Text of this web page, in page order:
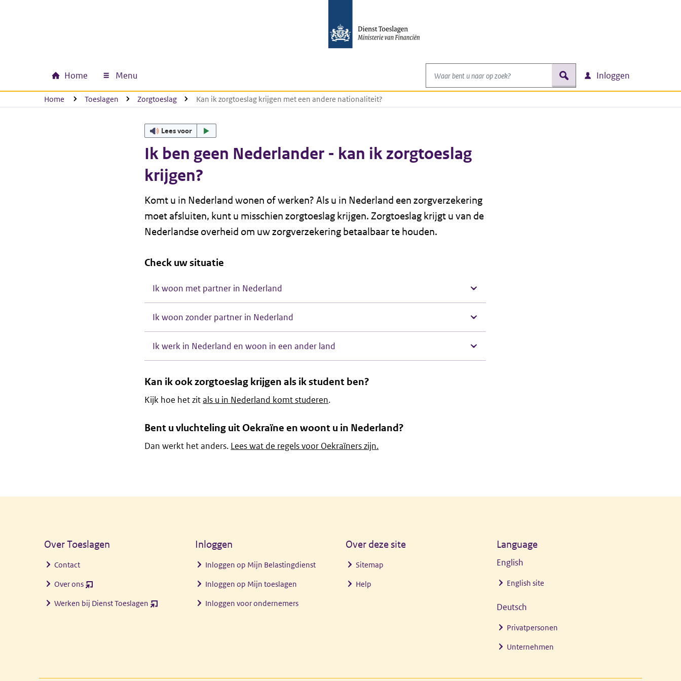
Hoofdnavigatie
Home Menu
Waar bent u naar op zoek?
zoek Inloggen
U bevindt zich hier:
Home Toeslagen Zorgtoeslag Kan ik zorgtoeslag krijgen met een andere nationaliteit?
Lees voor
Ik ben geen Nederlander - kan ik zorgtoeslag
krijgen?
Komt u in Nederland wonen of werken? Als u in Nederland een zorgverzekering
moet afsluiten, kunt u misschien zorgtoeslag krijgen. Zorgtoeslag krijgt u van de
Nederlandse overheid om uw zorgverzekering betaalbaar te houden.
Check uw situatie
Ik woon met partner in Nederland
Ik woon zonder partner in Nederland
Ik werk in Nederland en woon in een ander land
Kan ik ook zorgtoeslag krijgen als ik student ben?
Kijk hoe het zitals u in Nederland komt studeren.
Bent u vluchteling uit Oekraïne en woont u in Nederland?
Dan werkt het anders. Lees wat de regels voor Oekraïners zijn.
Over Toeslagen
Contact
Over ons (opent
venster)
Werken bij Dienst Toeslagen (opent
Inloggen
Inloggen op Mijn Belastingdienst
Inloggen op Mijn toeslagen
Inloggen voor ondernemers
Over deze site
Sitemap
Help
Language
English
English site
Deutsch
Privatpersonen
Unternehmen